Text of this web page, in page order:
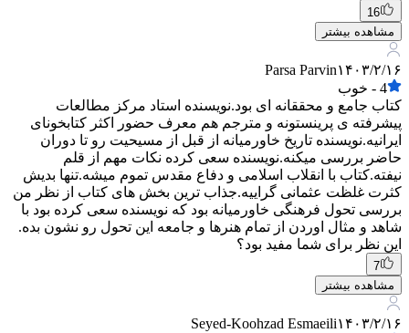
16
مشاهده بیشتر
Parsa Parvin۱۴۰۳/۲/۱۶
4
- خوب
کتاب جامع و محققانه ای بود.نویسنده استاد مرکز مطالعات
پیشرفته ی پرینستونه و مترجم هم معرف حضور اکثر کتابخونای
ایرانیه.نویسنده تاریخ خاورمیانه از قبل از مسیحیت رو تا دوران
حاضر بررسی میکنه.نویسنده سعی کرده نکات مهم از قلم
نیفته.کتاب با انقلاب اسلامی و دفاع مقدس تموم میشه.تنها بدیش
کثرت غلظت عثمانی گراییه.جذاب ترین بخش های کتاب از نظر من
بررسی تحول فرهنگی خاورمیانه بود که نویسنده سعی کرده بود با
شاهد و مثال اوردن از تمام هنرها و جامعه این تحول رو نشون بده.
این نظر برای شما مفید بود؟
7
مشاهده بیشتر
Seyed-Koohzad Esmaeili۱۴۰۳/۲/۱۶